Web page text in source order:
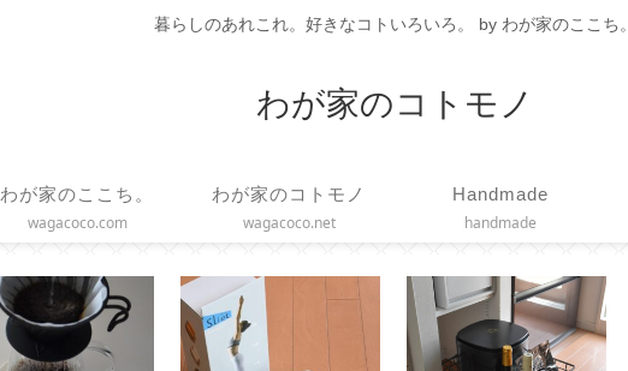
暮らしのあれこれ。好きなコトいろいろ。 by わが家のここち。
わが家のコトモノ
わが家のここち。
wagacoco.com
わが家のコトモノ
wagacoco.net
Handmade
handmade